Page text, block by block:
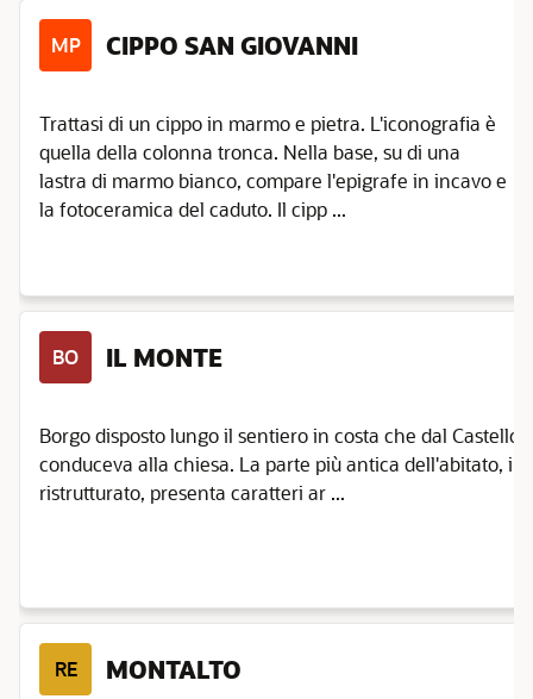
MP CIPPO SAN GIOVANNI
Trattasi di un cippo in marmo e pietra. L'iconografia è
quella della colonna tronca. Nella base, su di una
lastra di marmo bianco, compare l'epigrafe in incavo e
la fotoceramica del caduto. Il cipp ...
BO IL MONTE
Borgo disposto lungo il sentiero in costa che dal
conduceva alla chiesa. La parte più antica dell'abitato,
ristrutturato, presenta caratteri ar ...
RE MONTALTO